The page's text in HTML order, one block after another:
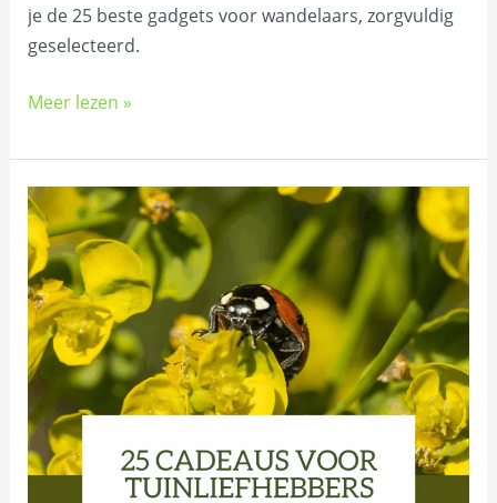
je de 25 beste gadgets voor wandelaars, zorgvuldig
geselecteerd.
Meer lezen »
De
25
mooiste
cadeaus
voor
tuinliefhebbers:
Inspiratie
voor
natuurliefhebbers
en